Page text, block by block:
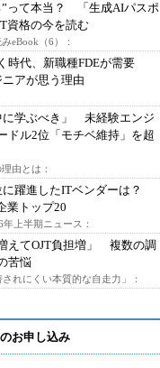
”って本当？ 「生成AIパスポ
格の今を読む
eBook（6）：
時代、新職種FDEが需要
アが思う理由
に学ぶべき」 未経験エンジ
ドル2位「モチベ維持」を超
由とは：
に躍進したITベンダーは？
業トップ20
上半期ニュース：
えてOJT負担増」 複数の調
苦悩
れにくい本質的な自走力」：
お申し込み